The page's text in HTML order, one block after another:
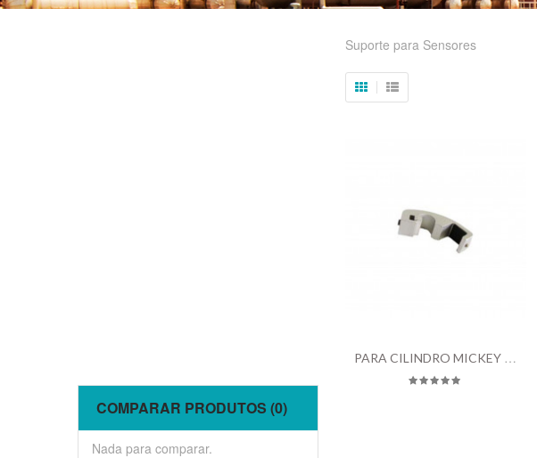
Suporte para Sensores
PARA CILINDRO MICKEY MOUSE
COMPARAR PRODUTOS (0)
Nada para comparar.